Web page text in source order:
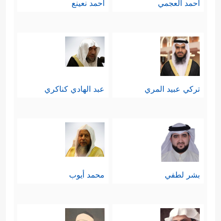
أما محاججة النصارى فهي تعتمد على
تنبيههم أن وجود الوليد من دون والد لا
تعني أنه ابن للإله، ولو كان كذلك لكان
عيسى؛ لأن عيسى فاقد الأب فقط،
وآدم فاقد الأب والأم.
وقد اقتَضَى التطرُّق لهذه المسألة في
أحمد العجمي أحمد نعينع
تركي عبيد المري عبد الهادي كناكري
بشر لطفي محمد أيوب